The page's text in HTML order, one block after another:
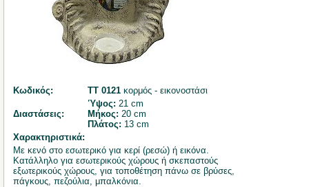
Κωδικός: ΤΤ 0121 κορμός - εικονοστάσι
Διαστάσεις:
Ύψος: 21 cm
Μήκος: 20 cm
Πλάτος: 13 cm
Χαρακτηριστικά:
Με κενό στο εσωτερικό για κερί (ρεσώ) ή εικόνα.
Κατάλληλο για εσωτερικούς χώρους ή σκεπαστούς
εξωτερικούς χώρους, για τοποθέτηση πάνω σε βρύσες,
πάγκους, πεζούλια, μπαλκόνια.